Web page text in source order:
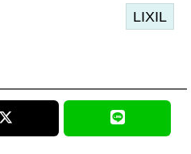
LIXIL